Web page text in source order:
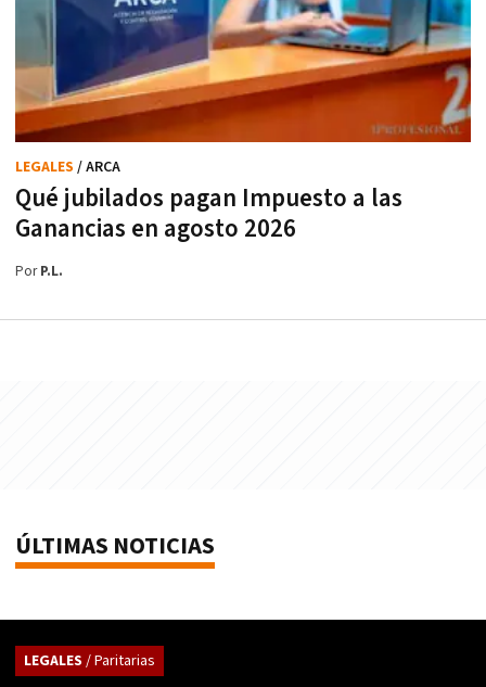
Qué jubilados pagan Impuesto a las
Ganancias en agosto 2026
LEGALES / ARCA
PorP.L.
ÚLTIMAS NOTICIAS
LEGALES / Paritarias